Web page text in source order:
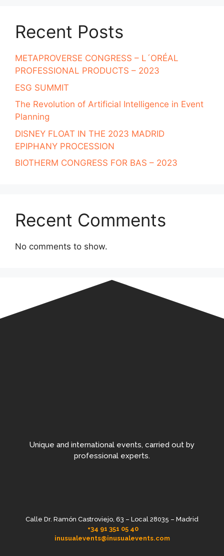
Recent Posts
METAPROVERSE CONGRESS – L´ORÉAL
PROFESSIONAL PRODUCTS – 2023
ESG SUMMIT
The Revolution of Artificial Intelligence in Event
Planning
DISNEY FLOAT IN THE 2023 MADRID
EPIPHANY PROCESSION
BIOTHERM CONGRESS FOR BAS – 2023
Recent Comments
No comments to show.
Unique and international events, carried out by
professional experts.
Calle Dr. Ramón Castroviejo, 63 – Local 28035 – Madrid
+34 91 351 05 40
inusualevents@inusualevents.com